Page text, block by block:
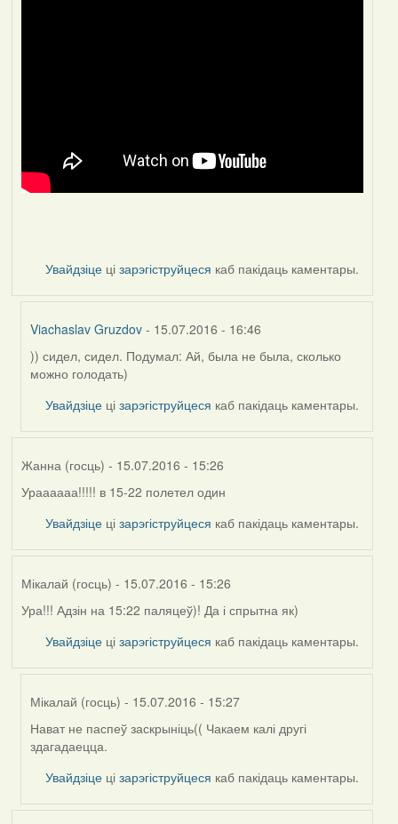
Увайдзіце цізарэгіструйцеся каб пакідаць каментары.
Viachaslav Gruzdov - 15.07.2016 - 16:46
In
reply
VoV
)) сидел, сидел. Подумал: Ай, была не была, сколько
можно голодать)
Увайдзіце цізарэгіструйцеся каб пакідаць каментары.
Жанна (госць) - 15.07.2016 - 15:26
Ураааааа!!!!! в 15-22 полетел один
Увайдзіце цізарэгіструйцеся каб пакідаць каментары.
Мікалай (госць) - 15.07.2016 - 15:26
Ура!!! Адзін на 15:22 паляцеў)! Да і спрытна як)
Увайдзіце цізарэгіструйцеся каб пакідаць каментары.
Мікалай (госць) - 15.07.2016 - 15:27
In
reply
Мікалай
Нават не паспеў заскрыніць(( Чакаем калі другі
здагадаецца.
Увайдзіце цізарэгіструйцеся каб пакідаць каментары.